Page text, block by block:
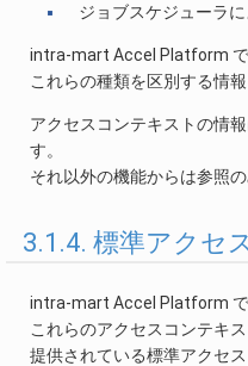
ジョブスケジューラ
intra-mart Accel Platform で
これらの種類を区別する情
アクセスコンテキストの情
す。
それ以外の機能からは参照の
3.1.4. 標準アクセ
intra-mart Accel Platform で
これらのアクセスコンテキ
提供されている標準アクセ